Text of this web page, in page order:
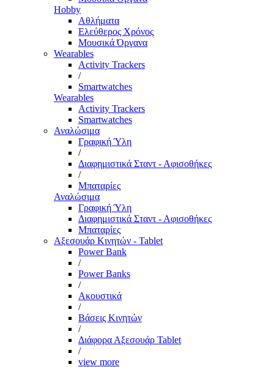
Hobby
Αθλήματα
Ελεύθερος Χρόνος
Μουσικά Όργανα
Wearables
Activity Trackers
/
Smartwatches
Wearables
Activity Trackers
Smartwatches
Αναλώσιμα
Γραφική Ύλη
/
Διαφημιστικά Σταντ - Αφισοθήκες
/
Μπαταρίες
Αναλώσιμα
Γραφική Ύλη
Διαφημιστικά Σταντ - Αφισοθήκες
Μπαταρίες
Αξεσουάρ Κινητών - Tablet
Power Bank
/
Power Banks
/
Ακουστικά
/
Βάσεις Κινητών
/
Διάφορα Αξεσουάρ Tablet
/
view more